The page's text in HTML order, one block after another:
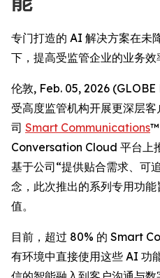
专门打造的 AI 解决方案在未
下，提高受监管企业的业务
伦敦, Feb. 05, 2026
受高度监管机构开展更深层
司 Smart Communications™
Conversation Cloud 平台上
基于公司“提供贴合需求、可
念，此次推出的系列专用功
值。
目前，超过 80% 的 Smart
有环境中直接使用这些 AI 功